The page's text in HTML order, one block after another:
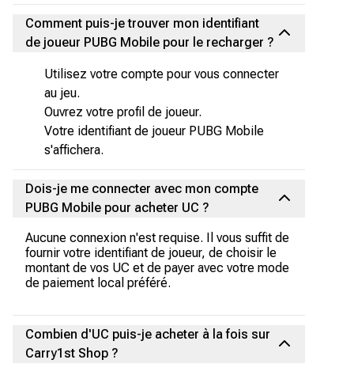
Comment puis-je trouver mon identifiant
de joueur PUBG Mobile pour le recharger ?
Utilisez votre compte pour vous connecter
au jeu.
Ouvrez votre profil de joueur.
Votre identifiant de joueur PUBG Mobile
s'affichera.
Dois-je me connecter avec mon compte
PUBG Mobile pour acheter UC ?
Aucune connexion n'est requise. Il vous suffit de
fournir votre identifiant de joueur, de choisir le
montant de vos UC et de payer avec votre mode
de paiement local préféré.
Combien d'UC puis-je acheter à la fois sur
Carry1st Shop ?